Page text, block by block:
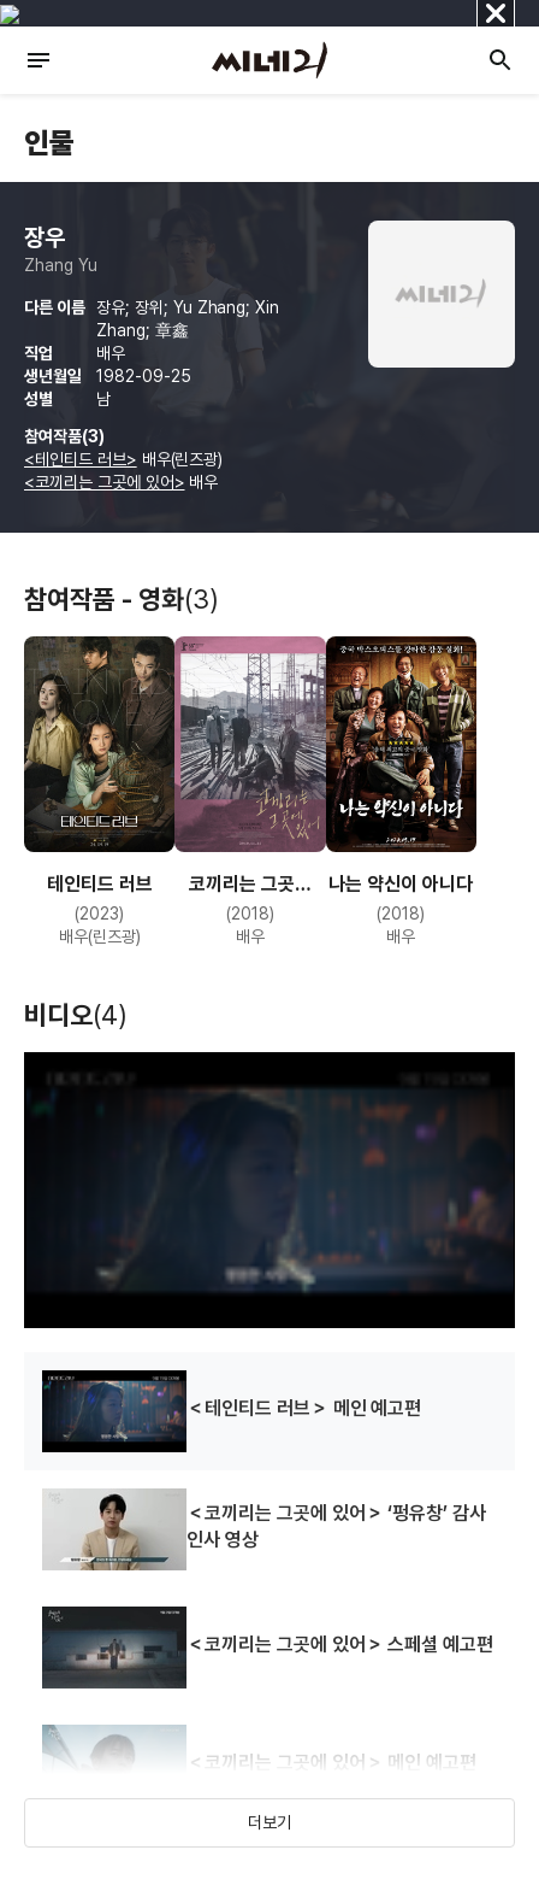
닫
기
인물
장우
Zhang Yu
다른 이름 장유; 장위; Yu Zhang; Xin
Zhang; 章鑫
직업
배우
생년월일
1982-09-25
성별
남
참여작품(3)
<테인티드 러브> 배우(린즈광)
<코끼리는 그곳에 있어> 배우
참여작품 - 영화(3)
테인티드 러브
(2023)
배우(린즈광)
코끼리는 그곳에
있어
(2018)
배우
나는 약신이 아니다
(2018)
배우
비디오(4)
＜테인티드 러브＞ 메인 예고편
＜코끼리는 그곳에 있어＞ ‘펑유창’ 감사
인사 영상
＜코끼리는 그곳에 있어＞ 스페셜 예고편
＜코끼리는 그곳에 있어＞ 메인 예고편
더보기